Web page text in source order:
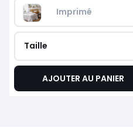
Imprimé
Taille
AJOUTER AU PANIER